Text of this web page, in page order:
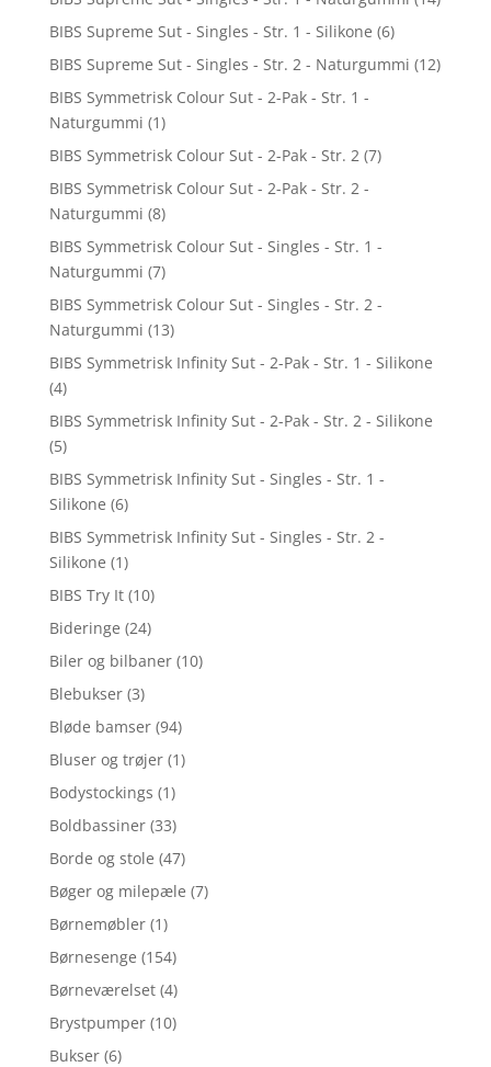
BIBS Supreme Sut - Singles - Str. 1 - Silikone (6)
BIBS Supreme Sut - Singles - Str. 2 - Naturgummi (12)
BIBS Symmetrisk Colour Sut - 2-Pak - Str. 1 -
Naturgummi (1)
BIBS Symmetrisk Colour Sut - 2-Pak - Str. 2 (7)
BIBS Symmetrisk Colour Sut - 2-Pak - Str. 2 -
Naturgummi (8)
BIBS Symmetrisk Colour Sut - Singles - Str. 1 -
Naturgummi (7)
BIBS Symmetrisk Colour Sut - Singles - Str. 2 -
Naturgummi (13)
BIBS Symmetrisk Infinity Sut - 2-Pak - Str. 1 - Silikone
(4)
BIBS Symmetrisk Infinity Sut - 2-Pak - Str. 2 - Silikone
(5)
BIBS Symmetrisk Infinity Sut - Singles - Str. 1 -
Silikone (6)
BIBS Symmetrisk Infinity Sut - Singles - Str. 2 -
Silikone (1)
BIBS Try It (10)
Bideringe (24)
Biler og bilbaner (10)
Blebukser (3)
Bløde bamser (94)
Bluser og trøjer (1)
Bodystockings (1)
Boldbassiner (33)
Borde og stole (47)
Bøger og milepæle (7)
Børnemøbler (1)
Børnesenge (154)
Børneværelset (4)
Brystpumper (10)
Bukser (6)